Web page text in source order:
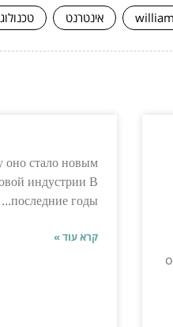
אינטרנט
оно стало новым
индустрии В
последние годы...
קרא עוד »